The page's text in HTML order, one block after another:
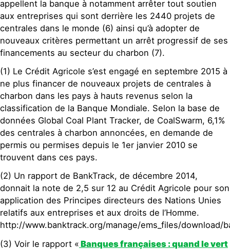
appellent la banque à notamment arrêter tout soutien
aux entreprises qui sont derrière les 2440 projets de
centrales dans le monde (6) ainsi qu’à adopter de
nouveaux critères permettant un arrêt progressif de ses
financements au secteur du charbon (7).
(1) Le Crédit Agricole s’est engagé en septembre 2015 à
ne plus financer de nouveaux projets de centrales à
charbon dans les pays à hauts revenus selon la
classification de la Banque Mondiale. Selon la base de
données Global Coal Plant Tracker, de CoalSwarm, 6,1%
des centrales à charbon annoncées, en demande de
permis ou permises depuis le 1er janvier 2010 se
trouvent dans ces pays.
(2) Un rapport de BankTrack, de décembre 2014,
donnait la note de 2,5 sur 12 au Crédit Agricole pour son
application des Principes directeurs des Nations Unies
relatifs aux entreprises et aux droits de l’Homme.
http://www.banktrack.org/manage/ems_files/download/
(3) Voir le rapport « Banques françaises : quand le vert